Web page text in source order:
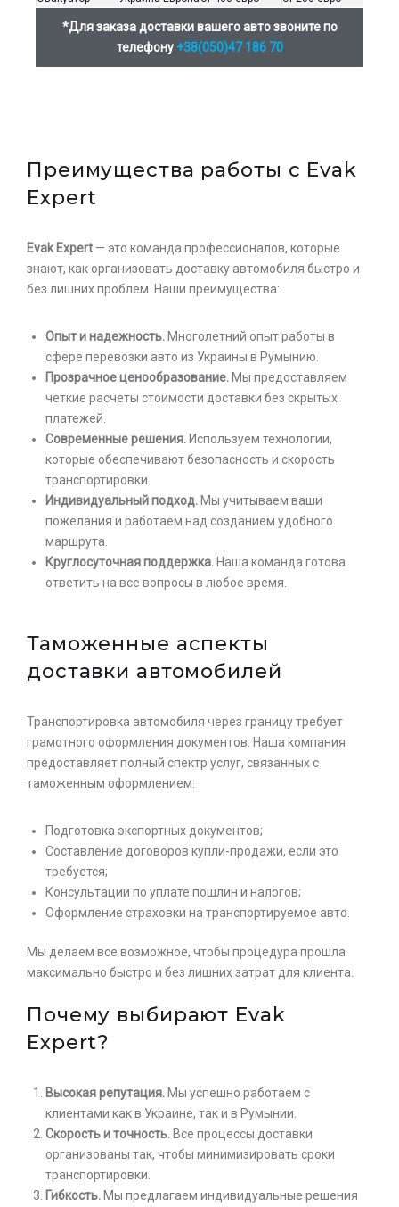
*Для заказа доставки вашего авто звоните по
телефону +38(050)47 186 70
Преимущества работы с Evak
Expert
Evak Expert — это команда профессионалов, которые
знают, как организовать доставку автомобиля быстро и
без лишних проблем. Наши преимущества:
Опыт и надежность. Многолетний опыт работы в
сфере перевозки авто из Украины в Румынию.
Прозрачное ценообразование. Мы предоставляем
четкие расчеты стоимости доставки без скрытых
платежей.
Современные решения. Используем технологии,
которые обеспечивают безопасность и скорость
транспортировки.
Индивидуальный подход. Мы учитываем ваши
пожелания и работаем над созданием удобного
маршрута.
Круглосуточная поддержка. Наша команда готова
ответить на все вопросы в любое время.
Таможенные аспекты
доставки автомобилей
Транспортировка автомобиля через границу требует
грамотного оформления документов. Наша компания
предоставляет полный спектр услуг, связанных с
таможенным оформлением:
Подготовка экспортных документов;
Составление договоров купли-продажи, если это
требуется;
Консультации по уплате пошлин и налогов;
Оформление страховки на транспортируемое авто.
Мы делаем все возможное, чтобы процедура прошла
максимально быстро и без лишних затрат для клиента.
Почему выбирают Evak
Expert?
Высокая репутация. Мы успешно работаем с
клиентами как в Украине, так и в Румынии.
Скорость и точность. Все процессы доставки
организованы так, чтобы минимизировать сроки
транспортировки.
Гибкость. Мы предлагаем индивидуальные решения
Оставьте заявку на просчет